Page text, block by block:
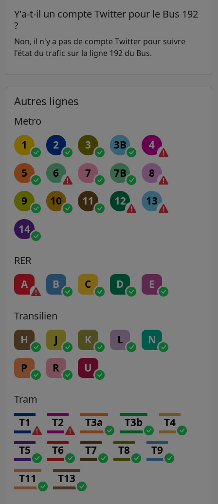
Y'a-t-il un compte Twitter pour le Bus 192
?
Non, il n'y a pas de compte Twitter pour suivre
l'état du trafic sur la ligne 192 du Bus.
Autres lignes
Metro
1 2 3 3B 4
5 6 7 7B 8
9 10 11 12 13
14
RER
A B C D E
Transilien
H J K L N
P R U
Tram
T1 T2 T3a T3b T4
T5 T6 T7 T8 T9
T11 T13